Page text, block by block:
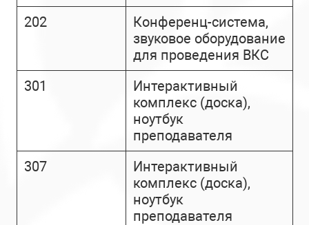
202
Конференц-система,
звуковое оборудование
для проведения ВКС
301
Интерактивный
комплекс (доска),
ноутбук
преподавателя
307
Интерактивный
комплекс (доска),
ноутбук
преподавателя